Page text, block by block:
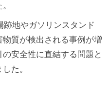
跡地やガソリンスタンド
質が検出される事例が増
安全性に直結する問題と
た。